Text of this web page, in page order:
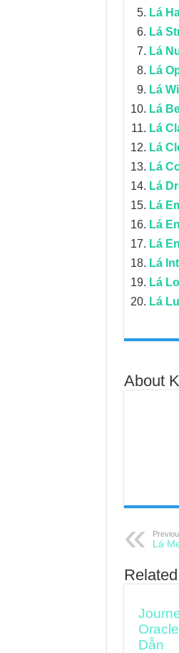
Lá
Lá
Lá
Lá
Lá
Lá
Lá
Lá
Lá
Lá
Lá
Lá
Lá
Lá
Lá
Lá
About
Lá
Dẫn